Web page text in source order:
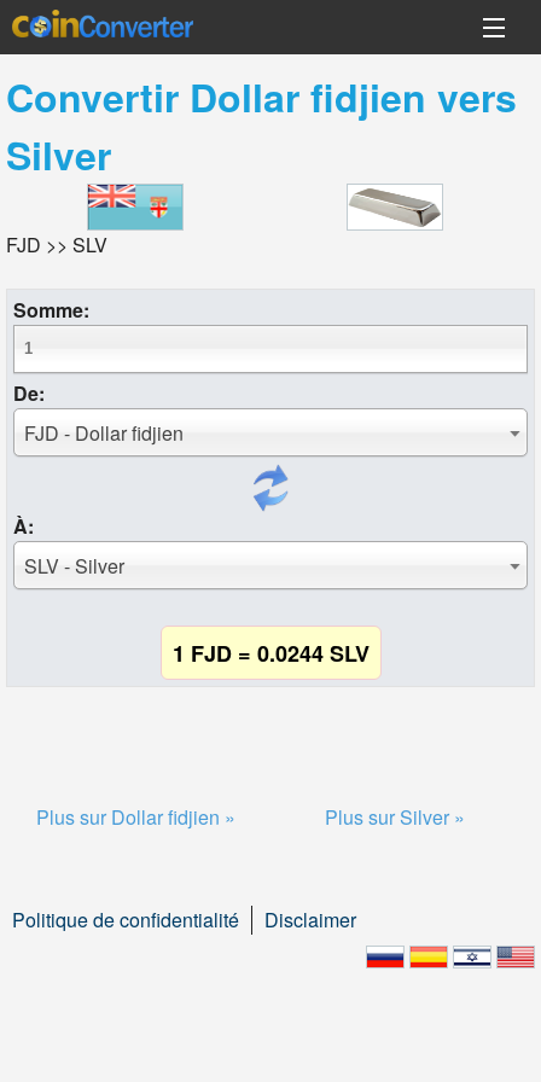
Convertir Dollar fidjien vers
Silver
FJD >> SLV
Somme:
De:
FJD - Dollar fidjien
À:
SLV - Silver
1 FJD = 0.0244 SLV
Plus sur Dollar fidjien » Plus sur Silver »
Politique de confidentialité Disclaimer